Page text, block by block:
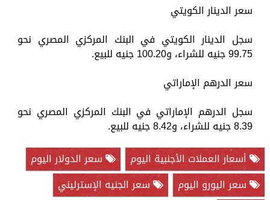
سعر الدينار الكويتي
سجل الدينار الكويتي في البنك المركزي المصري نحو
99.75 جنيه للشراء، و100.20 جنيه للبيع.
سعر الدرهم الإماراتي
سجل الدرهم الإماراتي في البنك المركزي المصري نحو
8.39 جنيه للشراء، و8.42 جنيه للبيع.
أسعار العملات الأجنبية اليوم
سعر الدولار اليوم
سعر اليورو اليوم
سعر الجنيه الإسترليني